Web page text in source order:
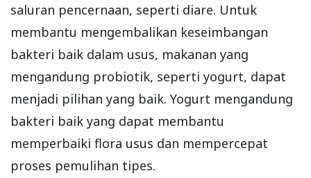
saluran pencernaan, seperti diare. Untuk
membantu mengembalikan keseimbangan
bakteri baik dalam usus, makanan yang
mengandung probiotik, seperti yogurt, dapat
menjadi pilihan yang baik. Yogurt mengandung
bakteri baik yang dapat membantu
memperbaiki flora usus dan mempercepat
proses pemulihan tipes.